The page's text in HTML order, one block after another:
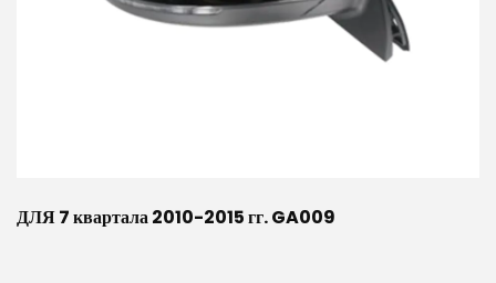
ДЛЯ 7 квартала 2010-2015 гг. GA009